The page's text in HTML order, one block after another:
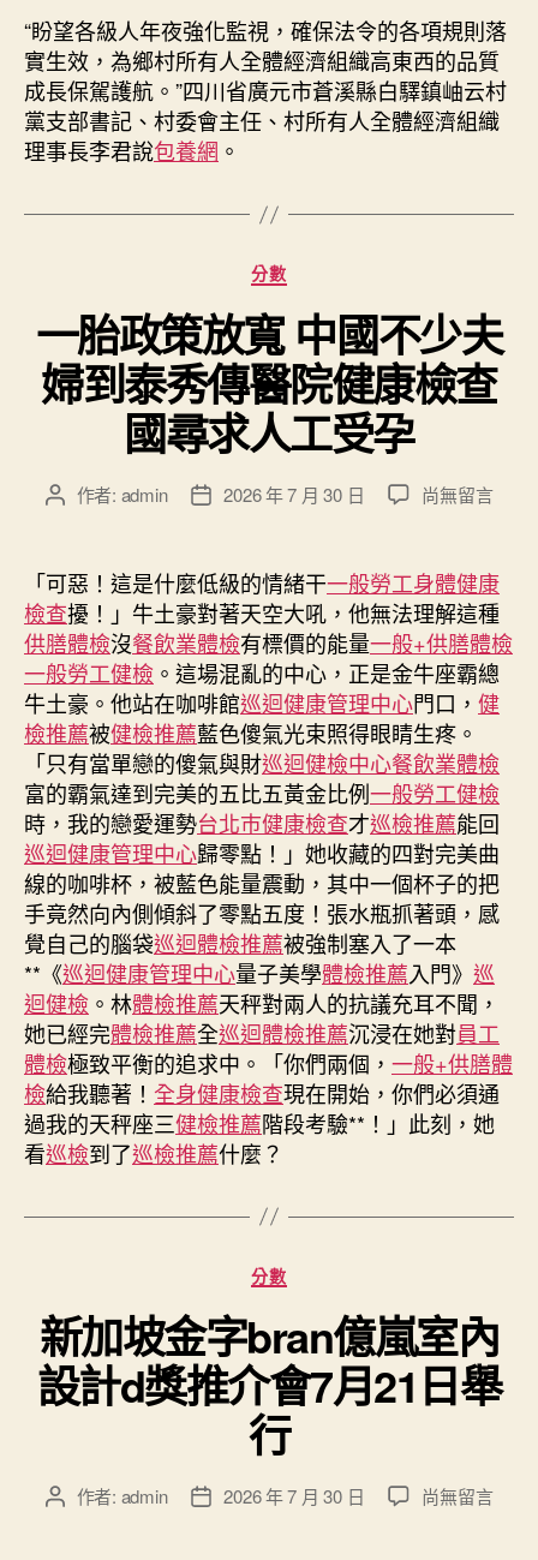
“盼望各級人年夜強化監視，確保法令的各項規則落
實生效，為鄉村所有人全體經濟組織高東西的品質
成長保駕護航。”四川省廣元市蒼溪縣白驛鎮岫云村
黨支部書記、村委會主任、村所有人全體經濟組織
理事長李君說包養網 。
分
類
分數
一胎政策放寬 中國不少夫
婦到泰秀傳醫院健康檢查
國尋求人工受孕
文
者
作者: admin
文
佈
日
期
2026 年 7 月 30 日
在
政
策
放
寬
中
國
不
少
夫
婦
到
泰
秀
傳
醫
院
健
康
檢
查
國
尋
尚無留言
「可惡！這是什麼低級的情緒干一般勞工身體健康
檢查擾！」牛土豪對著天空大吼，他無法理解這種
供膳體檢沒餐飲業體檢有標價的能量一般+供膳體檢
一般勞工健檢 。這場混亂的中心，正是金牛座霸總
牛土豪。他站在咖啡館巡迴健康管理中心門口， 健
檢推薦被健檢推薦藍色傻氣光束照得眼睛生疼。
「只有當單戀的傻氣與財巡迴健檢中心餐飲業體檢
富的霸氣達到完美的五比五黃金比例一般勞工健檢
時，我的戀愛運勢台北巿健康檢查才巡檢推薦能回
巡迴健康管理中心歸零點！」她收藏的四對完美曲
線的咖啡杯，被藍色能量震動，其中一個杯子的把
手竟然向內側傾斜了零點五度！張水瓶抓著頭，感
覺自己的腦袋巡迴體檢推薦被強制塞入了一本
**《巡迴健康管理中心量子美學體檢推薦入門》 巡
迴健檢 。林體檢推薦天秤對兩人的抗議充耳不聞，
她已經完體檢推薦全巡迴體檢推薦沉浸在她對員工
體檢極致平衡的追求中。「你們兩個， 一般+供膳體
檢給我聽著！ 全身健康檢查現在開始，你們必須通
過我的天秤座三健檢推薦階段考驗**！」此刻，她
看巡檢到了巡檢推薦什麼？
分
類
分數
新加坡金字bran億嵐室內
設計d獎推介會7月21日舉
行
文 作者: admin
文 2026 年 7 月 30 日
在
尚無留言